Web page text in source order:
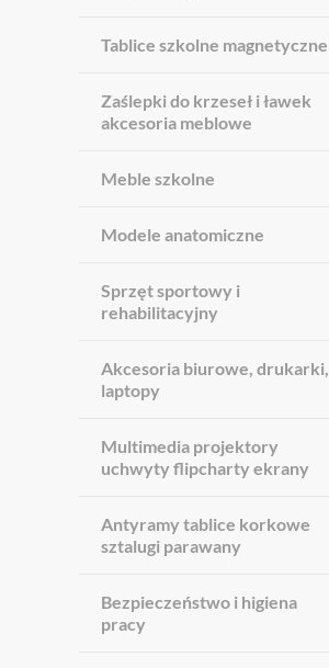
Tablice szkolne magnetyczne
Zaślepki do krzeseł i ławek
akcesoria meblowe
Meble szkolne
Modele anatomiczne
Sprzęt sportowy i
rehabilitacyjny
Akcesoria biurowe, drukarki,
laptopy
Multimedia projektory
uchwyty flipcharty ekrany
Antyramy tablice korkowe
sztalugi parawany
Bezpieczeństwo i higiena
pracy